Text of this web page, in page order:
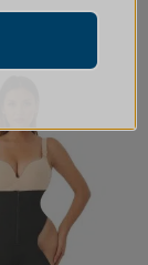
più
varianti.
opzioni